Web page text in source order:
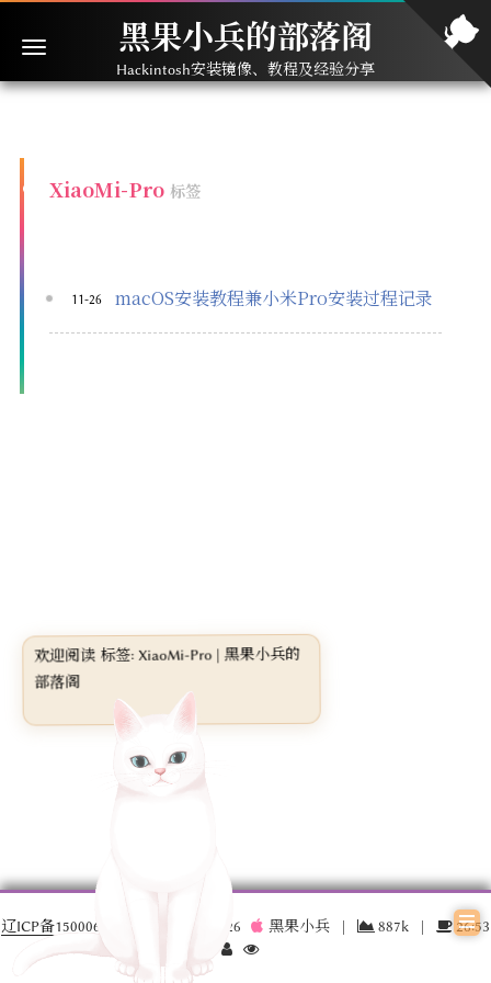
黑果小兵的部落阁
Hackintosh安装镜像、教程及经验分享
XiaoMi-Pro 标签
macOS安装教程兼小米Pro安装过程记录
11-26
辽ICP备15000696号-3 2026 黑果小兵 | 887k | 26:53
欢迎阅读 标签: XiaoMi-Pro | 黑果小兵的
部落阁